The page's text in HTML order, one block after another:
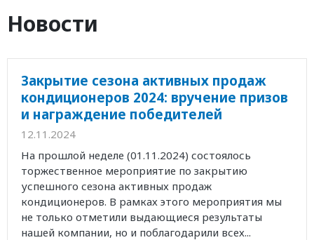
Новости
Закрытие сезона активных продаж
кондиционеров 2024: вручение призов
и награждение победителей
12.11.2024
На прошлой неделе (01.11.2024) состоялось
торжественное мероприятие по закрытию
успешного сезона активных продаж
кондиционеров. В рамках этого мероприятия мы
не только отметили выдающиеся результаты
нашей компании, но и поблагодарили всех...